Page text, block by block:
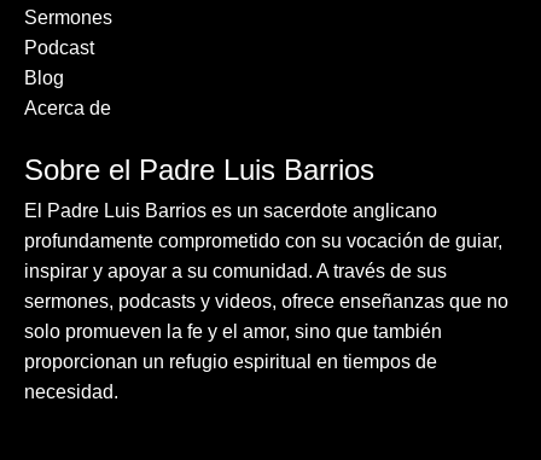
Sermones
Podcast
Blog
Acerca de
Sobre el Padre Luis Barrios
El Padre Luis Barrios es un sacerdote anglicano
profundamente comprometido con su vocación de guiar,
inspirar y apoyar a su comunidad. A través de sus
sermones, podcasts y videos, ofrece enseñanzas que no
solo promueven la fe y el amor, sino que también
proporcionan un refugio espiritual en tiempos de
necesidad.